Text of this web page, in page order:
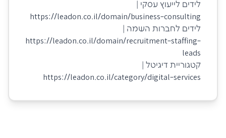
לידים לייעוץ עסקי |
https://leadon.co.il/domain/business-consulting
לידים לחברות השמה |
https://leadon.co.il/domain/recruitment-staffing-
leads
קטגוריית דיגיטל |
https://leadon.co.il/category/digital-services